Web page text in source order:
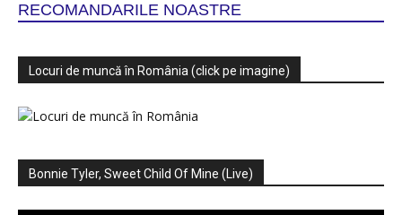
RECOMANDARILE NOASTRE
Locuri de muncă în România (click pe imagine)
Bonnie Tyler, Sweet Child Of Mine (Live)